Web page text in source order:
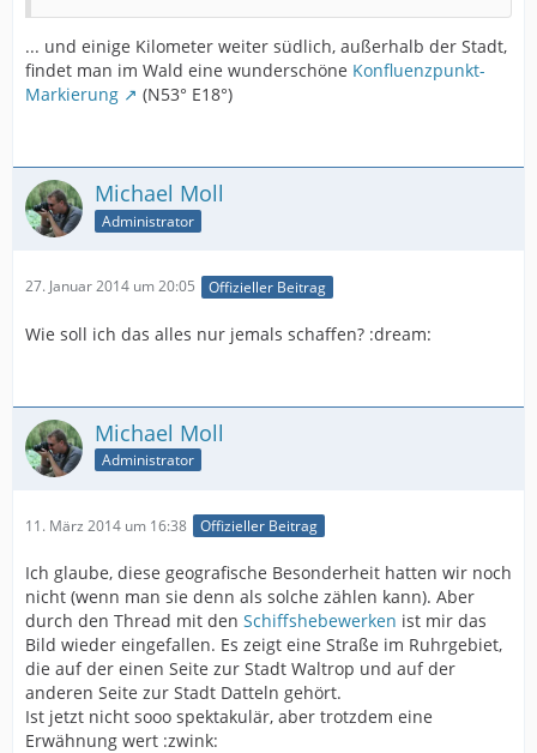
... und einige Kilometer weiter südlich, außerhalb der Stadt,
findet man im Wald eine wunderschöne Konfluenzpunkt-
Markierung
(N53° E18°)
Michael Moll
Administrator
27. Januar 2014 um 20:05 Offizieller Beitrag
Wie soll ich das alles nur jemals schaffen? :dream:
Michael Moll
Administrator
11. März 2014 um 16:38 Offizieller Beitrag
Ich glaube, diese geografische Besonderheit hatten wir noch
nicht (wenn man sie denn als solche zählen kann). Aber
durch den Thread mit den Schiffshebewerken ist mir das
Bild wieder eingefallen. Es zeigt eine Straße im Ruhrgebiet,
die auf der einen Seite zur Stadt Waltrop und auf der
anderen Seite zur Stadt Datteln gehört.
Ist jetzt nicht sooo spektakulär, aber trotzdem eine
Erwähnung wert :zwink: